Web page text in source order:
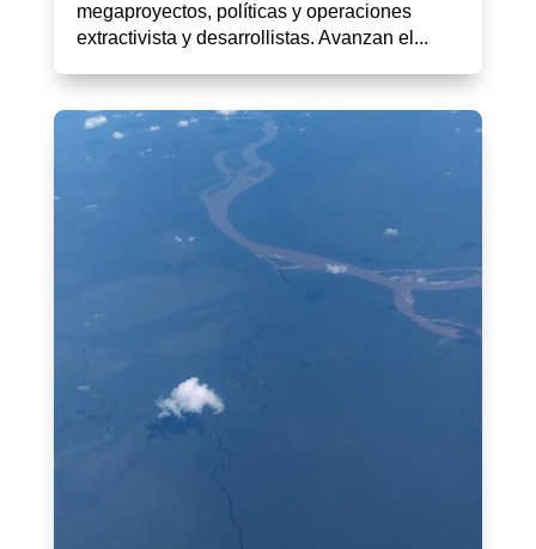
megaproyectos, políticas y operaciones
extractivista y desarrollistas. Avanzan el...